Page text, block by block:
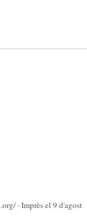
· Imprès el 9 d'agost